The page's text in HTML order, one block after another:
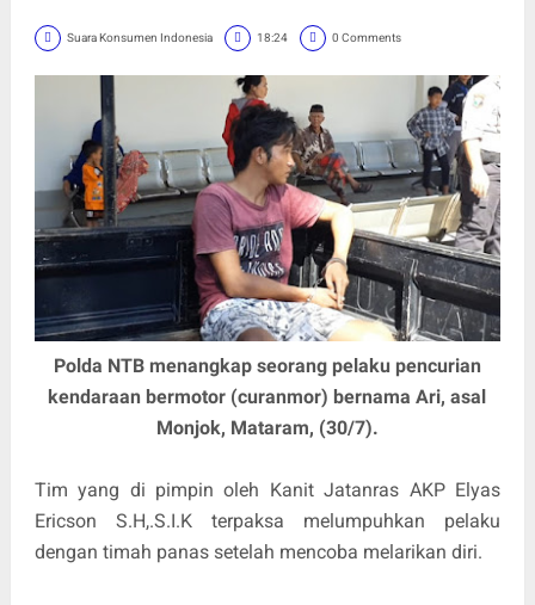
Suara Konsumen Indonesia 18:24 0 Comments
Polda NTB menangkap seorang pelaku pencurian
kendaraan bermotor (curanmor) bernama Ari, asal
Monjok, Mataram, (30/7).
Tim yang di pimpin oleh Kanit Jatanras AKP Elyas
Ericson S.H,.S.I.K terpaksa melumpuhkan pelaku
dengan timah panas setelah mencoba melarikan diri.